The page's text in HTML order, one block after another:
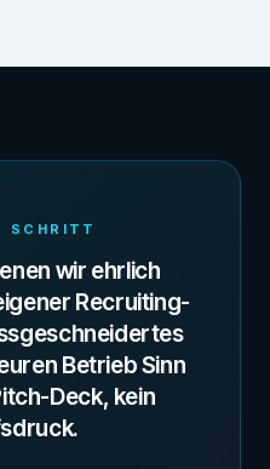
SCHRITT
wir ehrlich
Recruiting-
Betrieb Sinn
Deck, kein